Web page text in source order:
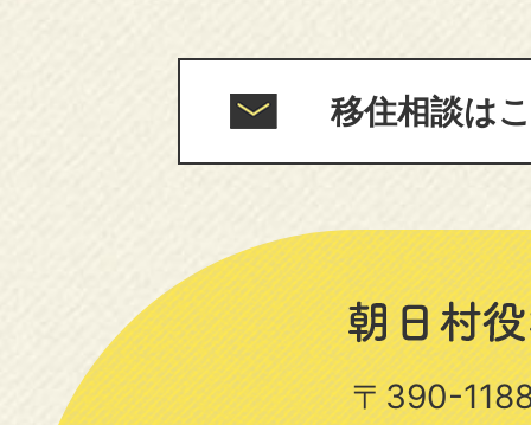
移住相談は
〒390-